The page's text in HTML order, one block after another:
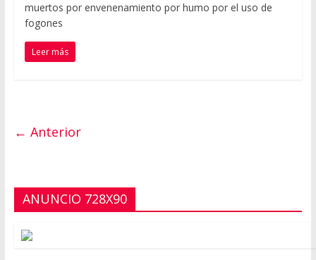
muertos por envenenamiento por humo por el uso de
fogones
Leer más
← Anterior
ANUNCIO 728X90